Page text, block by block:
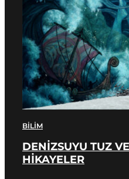
BILIM
DENİZSUYU TUZ
HİKAYELER